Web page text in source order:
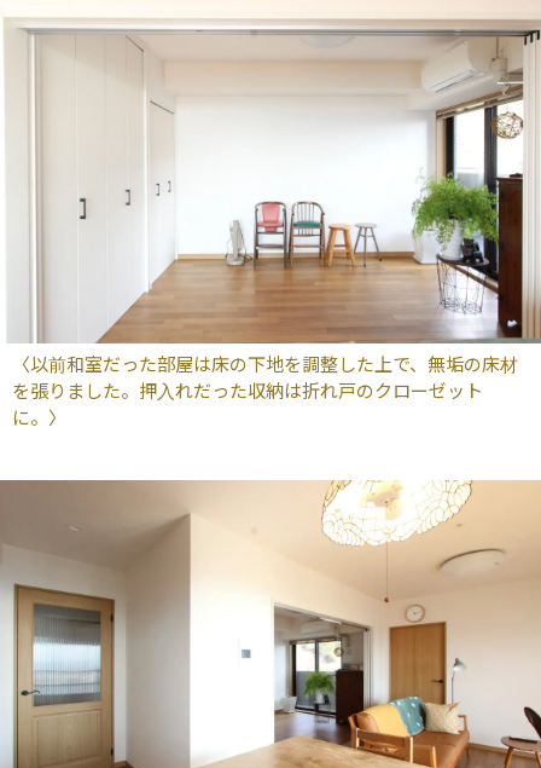
〈以前和室だった部屋は床の下地を調整した上で、無垢の床材
を張りました。押入れだった収納は折れ戸のクローゼット
に。〉